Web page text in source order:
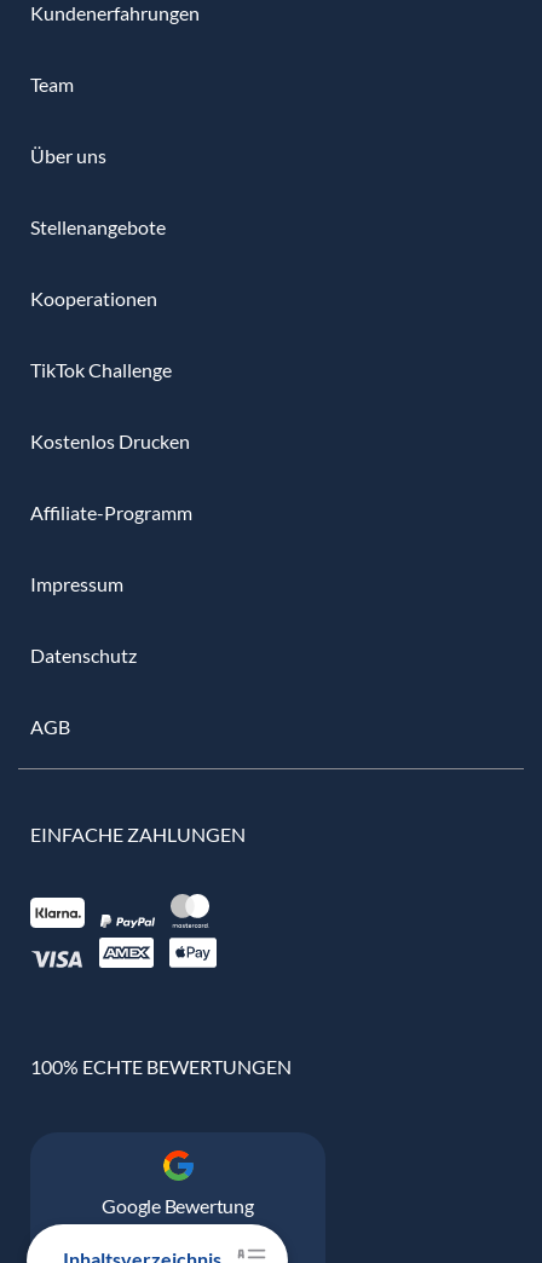
Kundenerfahrungen
Team
Über uns
Stellenangebote
Kooperationen
TikTok Challenge
Kostenlos Drucken
Affiliate-Programm
Impressum
Datenschutz
AGB
EINFACHE ZAHLUNGEN
100% ECHTE BEWERTUNGEN
Google Bewertung
4.9